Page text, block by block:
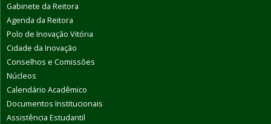
Gabinete da Reitora
Agenda da Reitora
Polo de Inovação Vitória
Cidade da Inovação
Conselhos e Comissões
Núcleos
Calendário Acadêmico
Documentos Institucionais
Assistência Estudantil